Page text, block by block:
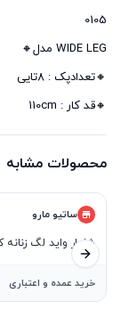
🔸قد کار : 110cm
محصولات مشابه
ساتیو مارو
شلوار واید لگ زنانه
خرید عمده و اعتباری
بعدی